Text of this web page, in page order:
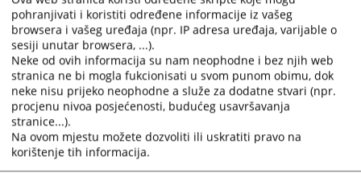
and
select
a
date.
Press
the
question
mark
key
and
select
a
date.
Press
the
mark
key
02.03.2022.
Narativni izvještaj o radu suda u 2021. godini
21.02.2011.
Rad suda u 2010. godini
17.02.2010.
Ostvarena kolektivna norma za sud u 2009. godini
pohranjivati i koristiti određene informacije iz vašeg
browsera i vašeg uređaja (npr. IP adresa uređaja, varijable o
sesiji unutar browsera, ...).
Neke od ovih informacija su nam neophodne i bez njih web
stranica ne bi mogla fukcionisati u svom punom obimu, dok
neke nisu prijeko neophodne a služe za dodatne stvari (npr.
procjenu nivoa posjećenosti, budućeg usavršavanja
stranice...).
Na ovom mjestu možete dozvoliti ili uskratiti pravo na
korištenje tih informacija.